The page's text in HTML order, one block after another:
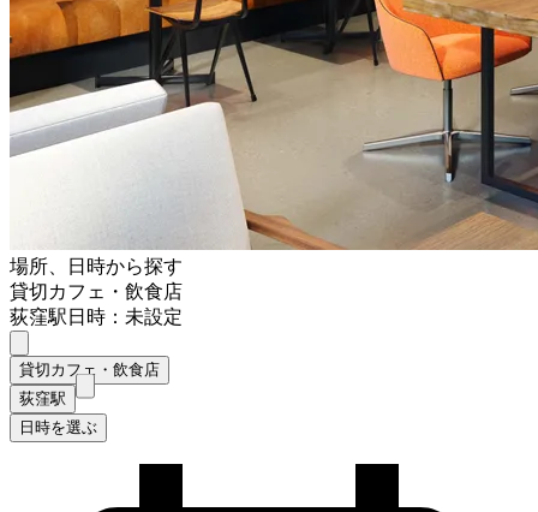
場所、日時から探す
貸切カフェ・飲食店
荻窪駅日時：未設定
貸切カフェ・飲食店
荻窪駅
日時を選ぶ